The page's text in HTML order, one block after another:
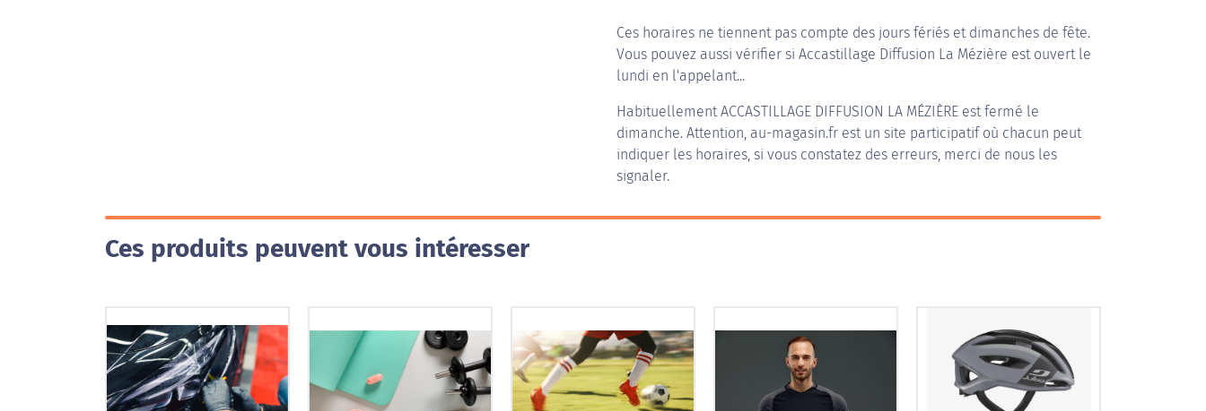
Ces horaires ne tiennent pas compte des jours fériés et dimanches de fête.
Vous pouvez aussi vérifier si Accastillage Diffusion La Mézière est ouvert le
lundi en l'appelant...
HabituellementACCASTILLAGE DIFFUSION LA MÉZIÈRE est fermé le
dimanche. Attention, au-magasin.fr est un site participatif où chacun peut
indiquer les horaires, si vous constatez des erreurs, merci de nous les
signaler.
Ces produits peuvent vous intéresser